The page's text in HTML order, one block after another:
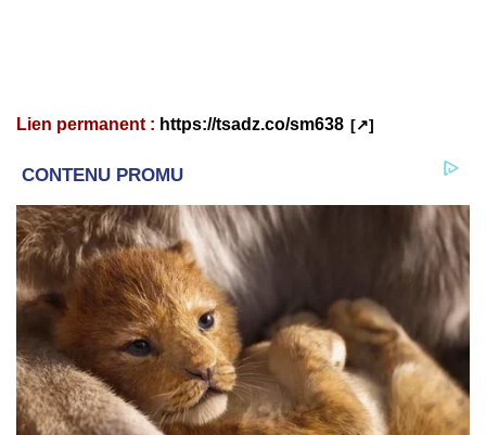
Lien permanent : https://tsadz.co/sm638